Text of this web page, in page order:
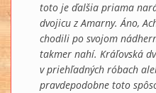
toto je ďalšia priama
dvojicu z Amarny. Áno,
chodili po svojom
takmer nahí. Kráľovská
v priehľadných róbach
pravdepodobne toto